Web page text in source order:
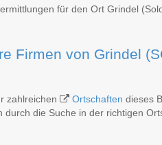
für den Ort Grindel
Firmen von Grindel
zahlreichen Ortschaften dieses
die Suche in der richtigen